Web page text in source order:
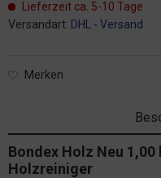
Lieferzeit ca. 5-10 Tage
Versandart: DHL - Versand
Merken
Bondex Holz Neu
Holzreiniger